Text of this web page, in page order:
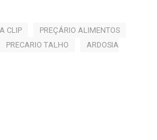
CLIP
PREÇÁRIO ALIMENTOS
PRECARIO TALHO
ARDOSIA